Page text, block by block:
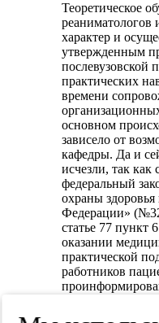
Теоретическое
реаниматологов
характер и
утвержденным
послевузовской
практических
времени
основном
зависело от
кафедры. Да и
исчезли, так как
федеральный
охраны
Федерации»
статье 77 пункт
оказании
практической
работников
медицинской